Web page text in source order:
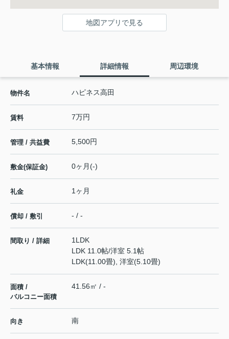
地図アプリで見る
基本情報 詳細情報 周辺環境
物件名 ハピネス高田
賃料 7万円
管理 / 共益費 5,500円
敷金(保証金) 0ヶ月(-)
礼金 1ヶ月
償却 / 敷引 - / -
間取り / 詳細
1LDK
LDK 11.0帖/洋室 5.1帖
LDK(11.00畳), 洋室(5.10畳)
面積 /
バルコニー面積
41.56㎡ / -
向き 南